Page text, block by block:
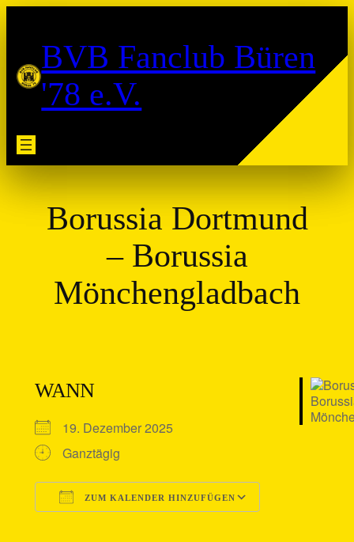
springenBVB Fanclub Büren
'78 e.V.
Borussia Dortmund
– Borussia
Mönchengladbach
WANN
19. Dezember 2025
Ganztägig
ZUM KALENDER HINZUFÜGEN